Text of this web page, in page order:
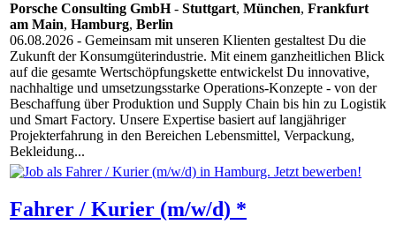
Porsche Consulting GmbH- Stuttgart, München, Frankfurt
am Main, Hamburg, Berlin
06.08.2026 - Gemeinsam mit unseren Klienten gestaltest Du die
Zukunft der Konsumgüterindustrie. Mit einem ganzheitlichen Blick
auf die gesamte Wertschöpfungskette entwickelst Du innovative,
nachhaltige und umsetzungsstarke Operations-Konzepte - von der
Beschaffung über Produktion und Supply Chain bis hin zu Logistik
und Smart Factory. Unsere Expertise basiert auf langjähriger
Projekterfahrung in den Bereichen Lebensmittel, Verpackung,
Bekleidung...
Fahrer / Kurier (m/w/d) *